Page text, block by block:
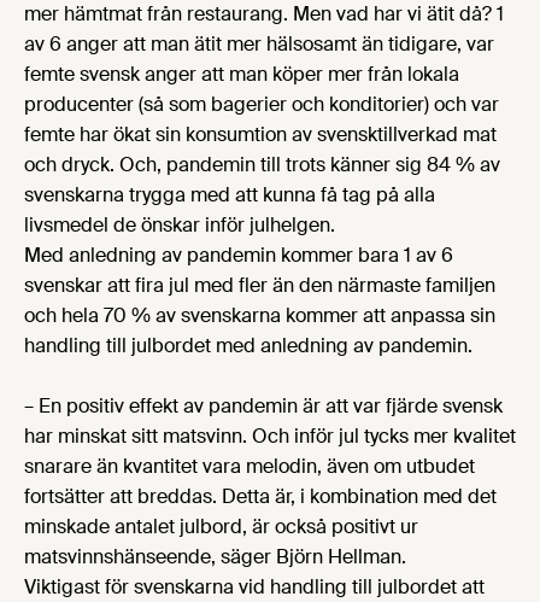
mer hämtmat från restaurang. Men vad har vi ätit då? 1
av 6 anger att man ätit mer hälsosamt än tidigare, var
femte svensk anger att man köper mer från lokala
producenter (så som bagerier och konditorier) och var
femte har ökat sin konsumtion av svensktillverkad mat
och dryck. Och, pandemin till trots känner sig 84 % av
svenskarna trygga med att kunna få tag på alla
livsmedel de önskar inför julhelgen.
Med anledning av pandemin kommer bara 1 av 6
svenskar att fira jul med fler än den närmaste familjen
och hela 70 % av svenskarna kommer att anpassa sin
handling till julbordet med anledning av pandemin.
– En positiv effekt av pandemin är att var fjärde svensk
har minskat sitt matsvinn. Och inför jul tycks mer kvalitet
snarare än kvantitet vara melodin, även om utbudet
fortsätter att breddas. Detta är, i kombination med det
minskade antalet julbord, är också positivt ur
matsvinnshänseende, säger Björn Hellman.
Viktigast för svenskarna vid handling till julbordet att